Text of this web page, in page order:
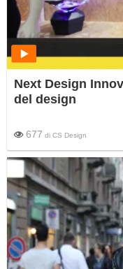
Next Design
del design
677 di CS Design